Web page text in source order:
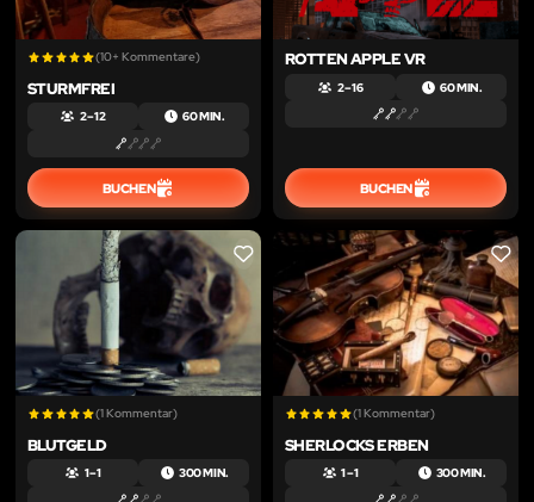
(10+ Kommentare)
STURMFREI
2 – 12 60 MIN.
BUCHEN
ROTTEN APPLE VR
2 – 16 60 MIN.
BUCHEN
LIKE
(1 Kommentar)
BLUTGELD
1 – 1 300 MIN.
LIKE
(1 Kommentar)
SHERLOCKS ERBEN
1 – 1 300 MIN.